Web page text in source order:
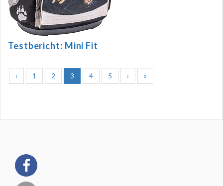
Testbericht: Mini Fit
‹ 1 2 3 4 5 › »